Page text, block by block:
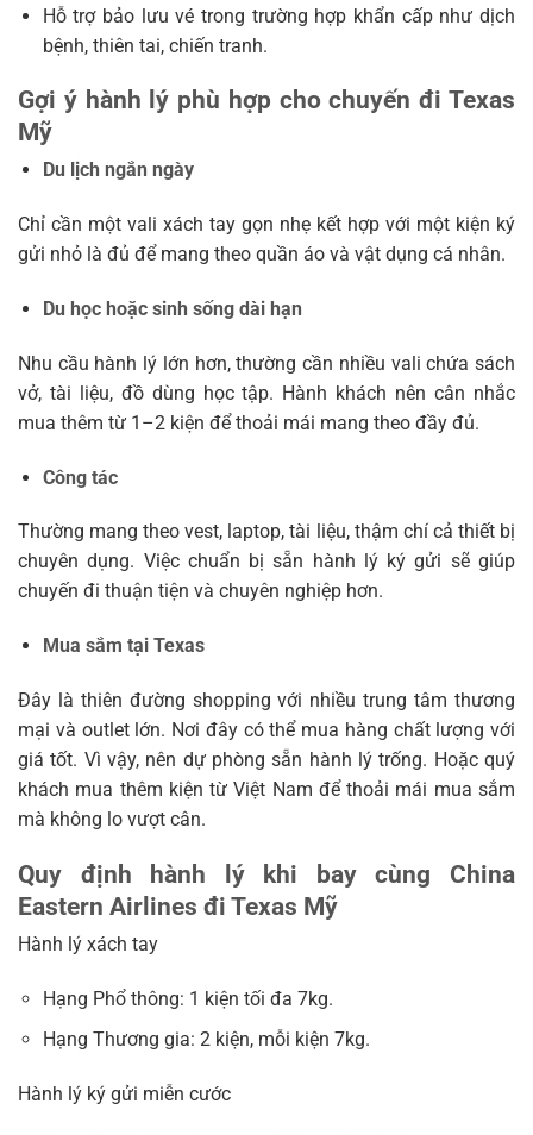
Hỗ trợ bảo lưu vé trong trường hợp khẩn cấp như dịch
bệnh, thiên tai, chiến tranh.
Gợi ý hành lý phù hợp cho chuyến đi Texas
Mỹ
Du lịch ngắn ngày
Chỉ cần một vali xách tay gọn nhẹ kết hợp với một kiện ký
gửi nhỏ là đủ để mang theo quần áo và vật dụng cá nhân.
Du học hoặc sinh sống dài hạn
Nhu cầu hành lý lớn hơn, thường cần nhiều vali chứa sách
vở, tài liệu, đồ dùng học tập. Hành khách nên cân nhắc
mua thêm từ 1–2 kiện để thoải mái mang theo đầy đủ.
Công tác
Thường mang theo vest, laptop, tài liệu, thậm chí cả thiết bị
chuyên dụng. Việc chuẩn bị sẵn hành lý ký gửi sẽ giúp
chuyến đi thuận tiện và chuyên nghiệp hơn.
Mua sắm tại Texas
Đây là thiên đường shopping với nhiều trung tâm thương
mại và outlet lớn. Nơi đây có thể mua hàng chất lượng với
giá tốt. Vì vậy, nên dự phòng sẵn hành lý trống. Hoặc quý
khách mua thêm kiện từ Việt Nam để thoải mái mua sắm
mà không lo vượt cân.
Quy định hành lý khi bay cùng China
Eastern Airlines đi Texas Mỹ
Hành lý xách tay
Hạng Phổ thông: 1 kiện tối đa 7kg.
Hạng Thương gia: 2 kiện, mỗi kiện 7kg.
Hành lý ký gửi miễn cước